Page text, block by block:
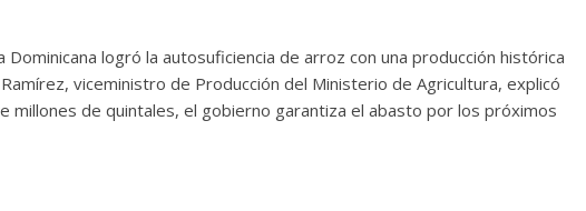
Dominicana logró la autosuficiencia de arroz con una producción histórica
viceministro de Producción del Ministerio de Agricultura, explicó
millones de quintales, el gobierno garantiza el abasto por los próximos